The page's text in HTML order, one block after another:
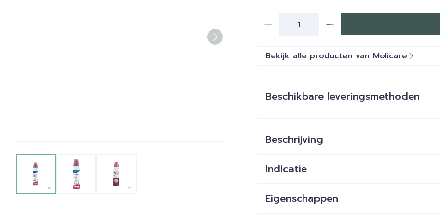
View larger imageView larger imageView larger image
Bekijk alle producten van Molicare
Beschikbare leveringsmethoden
Beschrijving
Indicatie
Eigenschappen